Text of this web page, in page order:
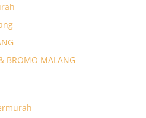
BROMO MALANG